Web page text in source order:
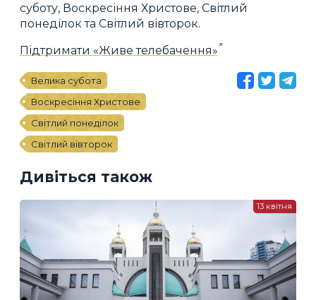
суботу, Воскресіння Христове, Світлий
понеділок та Світлий вівторок.
Підтримати «Живе телебачення»
Велика субота
Воскресіння Христове
Світлий понеділок
Світлий вівторок
Дивіться також
13 квітня